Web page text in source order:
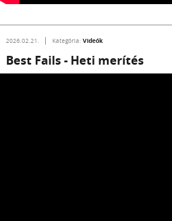
2026.02.21. Kategória: Videók
Best Fails - Heti merítés